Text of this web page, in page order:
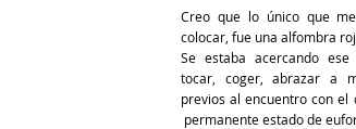
Creo que lo único que
colocar, fue una alfombra
Se estaba acercando ese
tocar, coger, abrazar a
previos al encuentro con el
permanente estado de